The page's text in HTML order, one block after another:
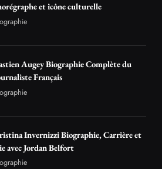
et icône culturelle
Augey Biographie Complète du
Français
Invernizzi Biographie, Carrière et
avec Jordan Belfort